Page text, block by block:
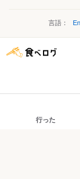
言語：
行った